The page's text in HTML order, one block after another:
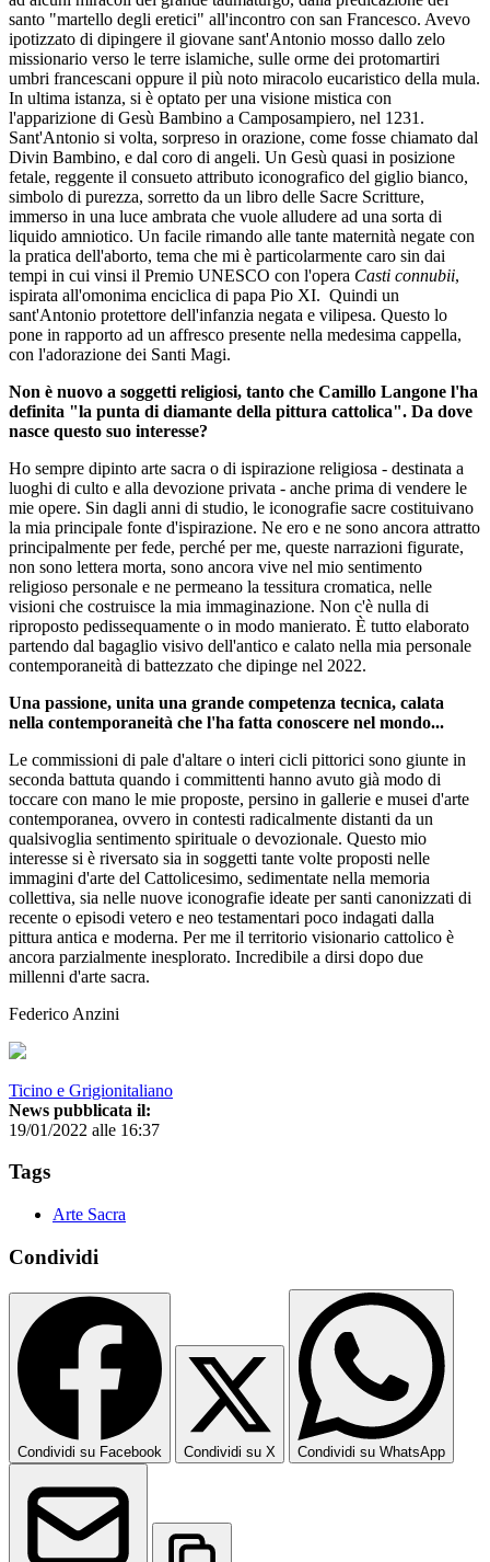
santo "martello degli eretici" all'incontro con san Francesco. Avevo
ipotizzato di dipingere il giovane sant'Antonio mosso dallo zelo
missionario verso le terre islamiche, sulle orme dei protomartiri
umbri francescani oppure il più noto miracolo eucaristico della mula.
In ultima istanza, si è optato per una visione mistica con
l'apparizione di Gesù Bambino a Camposampiero, nel 1231.
Sant'Antonio si volta, sorpreso in orazione, come fosse chiamato dal
Divin Bambino, e dal coro di angeli. Un Gesù quasi in posizione
fetale, reggente il consueto attributo iconografico del giglio bianco,
simbolo di purezza, sorretto da un libro delle Sacre Scritture,
immerso in una luce ambrata che vuole alludere ad una sorta di
liquido amniotico. Un facile rimando alle tante maternità negate con
la pratica dell'aborto, tema che mi è particolarmente caro sin dai
tempi in cui vinsi il Premio UNESCO con l'opera Casti connubii,
ispirata all'omonima enciclica di papa Pio XI. Quindi un
sant'Antonio protettore dell'infanzia negata e vilipesa. Questo lo
pone in rapporto ad un affresco presente nella medesima cappella,
con l'adorazione dei Santi Magi.
Non è nuovo a soggetti religiosi, tanto che Camillo Langone l'ha
definita "la punta di diamante della pittura cattolica". Da dove
nasce questo suo interesse?
Ho sempre dipinto arte sacra o di ispirazione religiosa - destinata a
luoghi di culto e alla devozione privata - anche prima di vendere le
mie opere. Sin dagli anni di studio, le iconografie sacre costituivano
la mia principale fonte d'ispirazione. Ne ero e ne sono ancora attratto
principalmente per fede, perché per me, queste narrazioni figurate,
non sono lettera morta, sono ancora vive nel mio sentimento
religioso personale e ne permeano la tessitura cromatica, nelle
visioni che costruisce la mia immaginazione. Non c'è nulla di
riproposto pedissequamente o in modo manierato. È tutto elaborato
partendo dal bagaglio visivo dell'antico e calato nella mia personale
contemporaneità di battezzato che dipinge nel 2022.
Una passione, unita una grande competenza tecnica, calata
nella contemporaneità che l'ha fatta conoscere nel mondo...
Le commissioni di pale d'altare o interi cicli pittorici sono giunte in
seconda battuta quando i committenti hanno avuto già modo di
toccare con mano le mie proposte, persino in gallerie e musei d'arte
contemporanea, ovvero in contesti radicalmente distanti da un
qualsivoglia sentimento spirituale o devozionale. Questo mio
interesse si è riversato sia in soggetti tante volte proposti nelle
immagini d'arte del Cattolicesimo, sedimentate nella memoria
collettiva, sia nelle nuove iconografie ideate per santi canonizzati di
recente o episodi vetero e neo testamentari poco indagati dalla
pittura antica e moderna. Per me il territorio visionario cattolico è
ancora parzialmente inesplorato. Incredibile a dirsi dopo due
millenni d'arte sacra.
Federico Anzini
Ticino e Grigionitaliano
News pubblicata il:
19/01/2022 alle 16:37
Tags
Arte Sacra
Condividi
Condividi su Facebook Condividi su X Condividi su WhatsApp